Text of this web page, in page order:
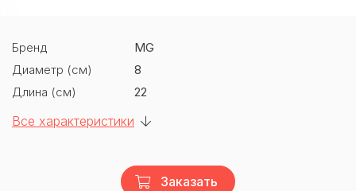
Бренд
MG
Диаметр (см)
8
Длина (см)
22
Все характеристики
Заказать